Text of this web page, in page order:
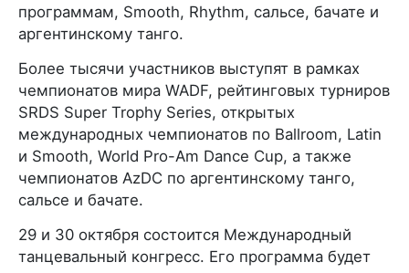
программам, Smooth, Rhythm, сальсе, бачате и
аргентинскому танго.
Более тысячи участников выступят в рамках
чемпионатов мира WADF, рейтинговых турниров
SRDS Super Trophy Series, открытых
международных чемпионатов по Ballroom, Latin
и Smooth, World Pro-Am Dance Cup, а также
чемпионатов AzDC по аргентинскому танго,
сальсе и бачате.
29 и 30 октября состоится Международный
танцевальный конгресс. Его программа будет